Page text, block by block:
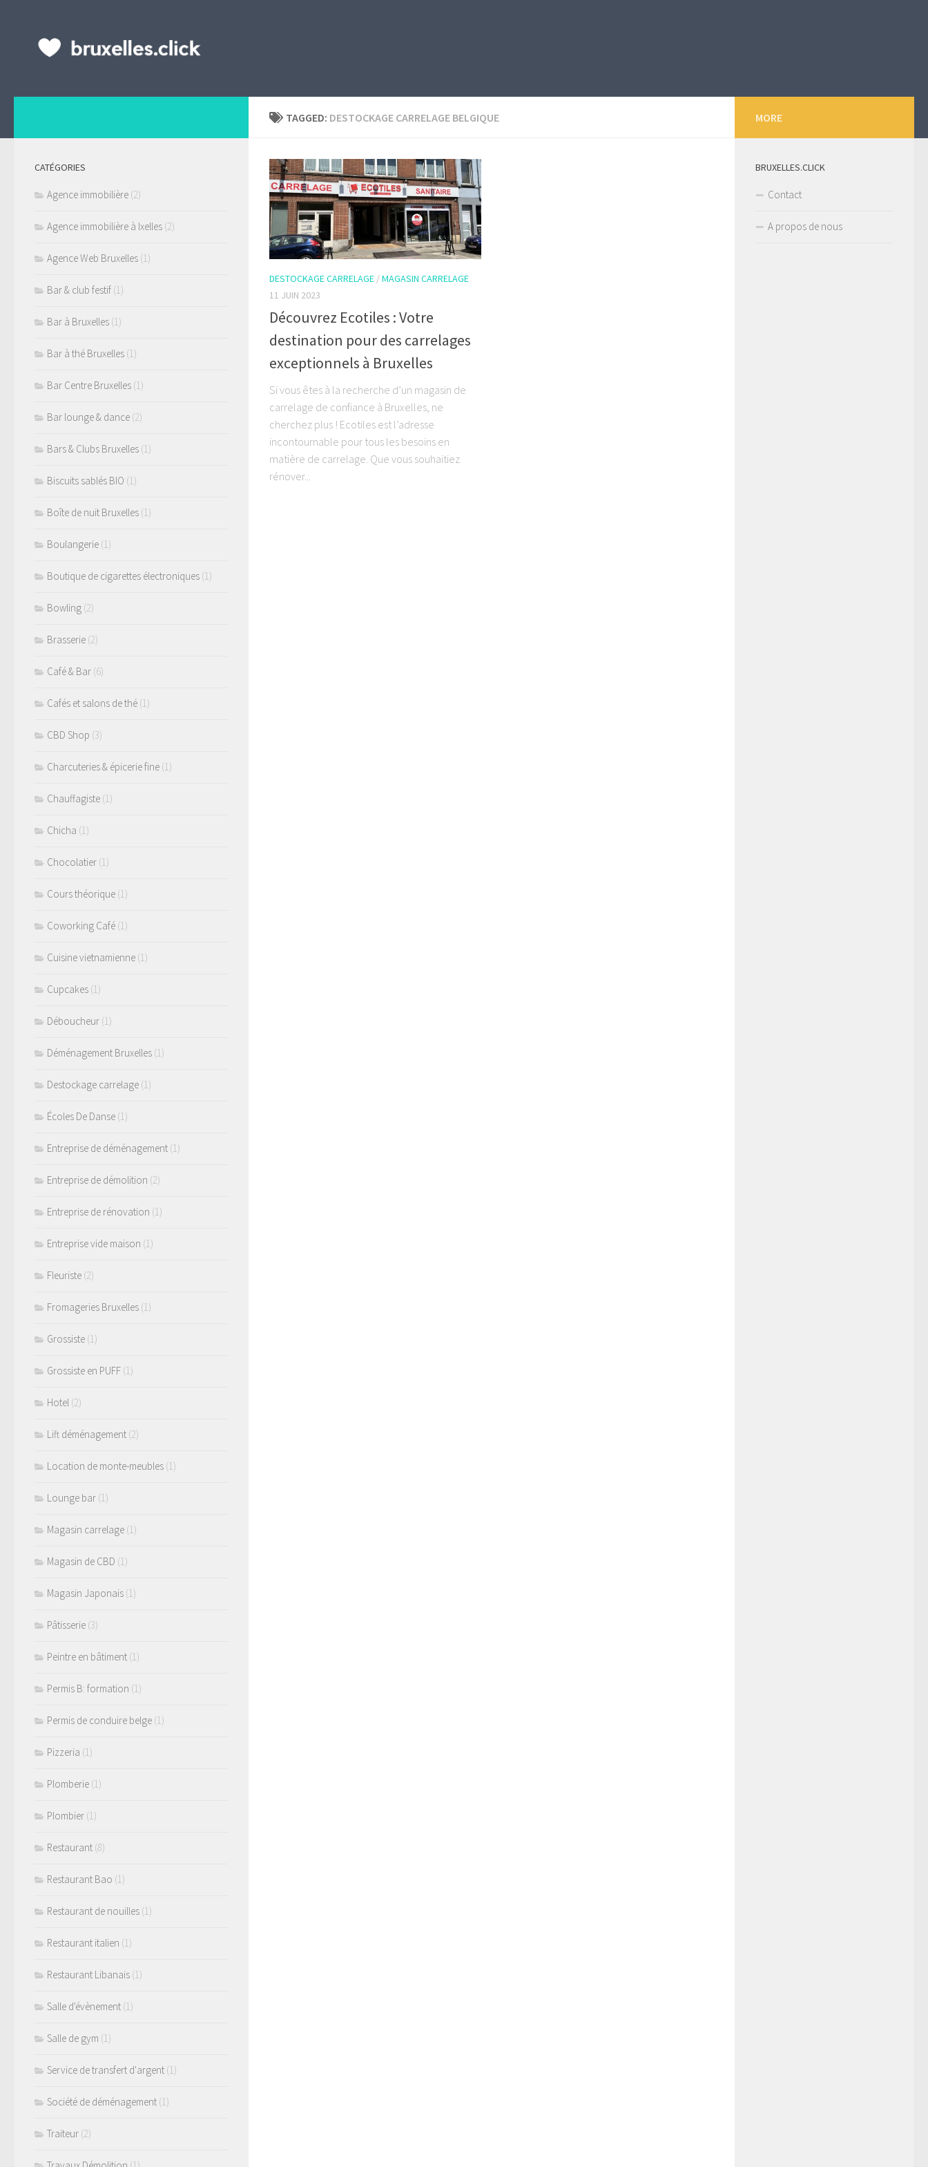
TAGGED: DESTOCKAGE CARRELAGE BELGIQUE
DESTOCKAGE CARRELAGE /MAGASIN CARRELAGE
11 JUIN 2023
Découvrez Ecotiles : Votre
destination pour des carrelages
exceptionnels à Bruxelles
Si vous êtes à la recherche d’un magasin de
carrelage de confiance à Bruxelles, ne
cherchez plus ! Ecotiles est l’adresse
incontournable pour tous les besoins en
matière de carrelage. Que vous souhaitiez
rénover...
CATÉGORIES
Agence immobilière (2)
Agence immobilière à Ixelles (2)
Agence Web Bruxelles (1)
Bar & club festif (1)
Bar à Bruxelles (1)
Bar à thé Bruxelles (1)
Bar Centre Bruxelles (1)
Bar lounge & dance (2)
Bars & Clubs Bruxelles (1)
Biscuits sablés BIO (1)
Boîte de nuit Bruxelles (1)
Boulangerie (1)
Boutique de cigarettes électroniques (1)
Bowling (2)
Brasserie (2)
Café & Bar (6)
Cafés et salons de thé (1)
CBD Shop (3)
Charcuteries & épicerie fine (1)
Chauffagiste (1)
Chicha (1)
Chocolatier (1)
Cours théorique (1)
Coworking Café (1)
Cuisine vietnamienne (1)
Cupcakes (1)
Déboucheur (1)
Déménagement Bruxelles (1)
Destockage carrelage (1)
Écoles De Danse (1)
Entreprise de déménagement (1)
Entreprise de démolition (2)
Entreprise de rénovation (1)
Entreprise vide maison (1)
Fleuriste (2)
Fromageries Bruxelles (1)
Grossiste (1)
Grossiste en PUFF (1)
Hotel (2)
Lift déménagement (2)
Location de monte-meubles (1)
Lounge bar (1)
Magasin carrelage (1)
Magasin de CBD (1)
Magasin Japonais (1)
Pâtisserie (3)
Peintre en bâtiment (1)
Permis B: formation (1)
Permis de conduire belge (1)
Pizzeria (1)
Plomberie (1)
Plombier (1)
Restaurant (8)
Restaurant Bao (1)
Restaurant de nouilles (1)
Restaurant italien (1)
Restaurant Libanais (1)
Salle d'évènement (1)
Salle de gym (1)
Service de transfert d'argent (1)
Société de déménagement (1)
Traiteur (2)
MORE
BRUXELLES.CLICK
Contact
A propos de nous